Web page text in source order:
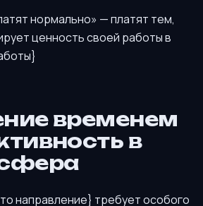
нормально» — платят тем,
ценность своей работы в
временем
в
направление} требует особого